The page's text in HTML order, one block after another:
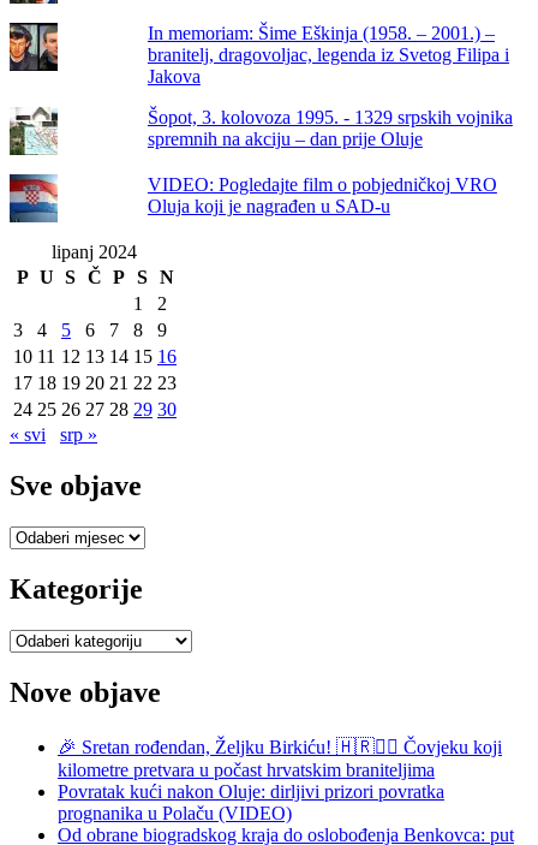
In memoriam: Šime Eškinja (1958. – 2001.) –
branitelj, dragovoljac, legenda iz Svetog Filipa i
Jakova
Šopot, 3. kolovoza 1995. - 1329 srpskih vojnika
spremnih na akciju – dan prije Oluje
VIDEO: Pogledajte film o pobjedničkoj VRO
Oluja koji je nagrađen u SAD-u
lipanj 2024
P U S Č P S N
1
2
3
4 5 6 7 8
9
10 11 12 13 14 15 16
17 18 19 20 21 22 23
24 25 26 27 28 29 30
« svi
srp »
Sve objave
Sve
Kategorije
Kategorije
Nove objave
🎉 Sretan rođendan, Željku Birkiću! 🇭🇷🏃‍♂️ Čovjeku koji
kilometre pretvara u počast hrvatskim braniteljima
Povratak kući nakon Oluje: dirljivi prizori povratka
prognanika u Polaču (VIDEO)
Od obrane biogradskog kraja do oslobođenja Benkovca: put